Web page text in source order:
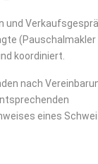
und
koordiniert.
nach
eines